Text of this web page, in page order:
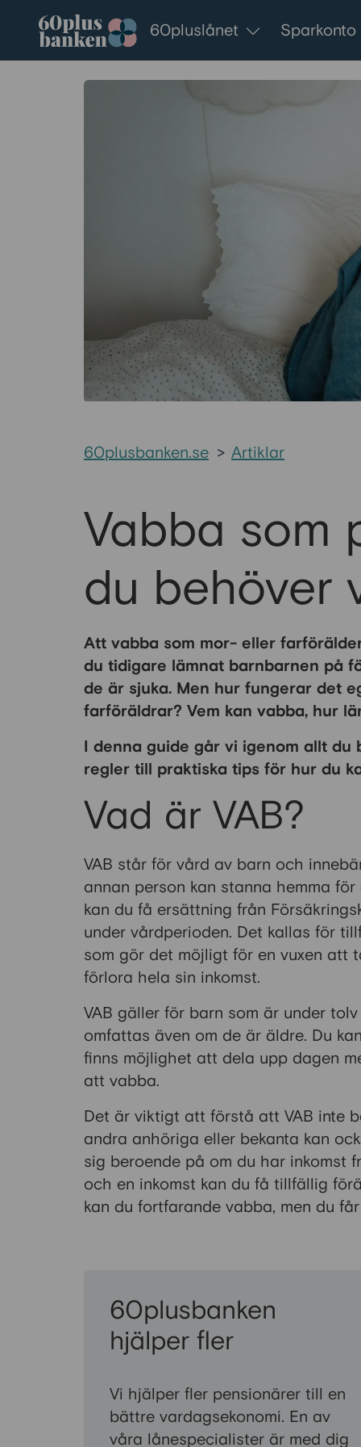
Gå till innehållet
60pluslånet Sparkonto
60plusbanken.se > Artiklar
Vabba som
du behöver
Att vabba som mor- eller
du tidigare lämnat barnbarnen på
de är sjuka. Men hur fungerar det
farföräldrar? Vem kan vabba, hur
I denna guide går vi igenom allt du
regler till praktiska tips för hur du
Vad är VAB?
VAB står för vård av barn och
annan person kan stanna hemma
kan du få ersättning från
under vårdperioden. Det kallas för
som gör det möjligt för en vuxen att
förlora hela sin inkomst.
VAB gäller för barn som är under
omfattas även om de är äldre. Du
finns möjlighet att dela upp dagen
att vabba.
Det är viktigt att förstå att VAB inte
andra anhöriga eller bekanta kan
sig beroende på om du har inkomst
och en inkomst kan du få tillfällig
kan du fortfarande vabba, men du
60plusbanken
hjälper fler
Vi hjälper fler pensionärer till en
bättre vardagsekonomi. En av
våra lånespecialister är med dig